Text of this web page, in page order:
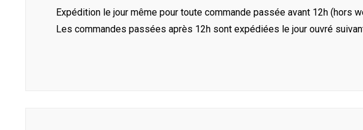
Expédition le jour même pour toute commande passée avant 12h (hors
Les commandes passées après 12h sont expédiées le jour ouvré